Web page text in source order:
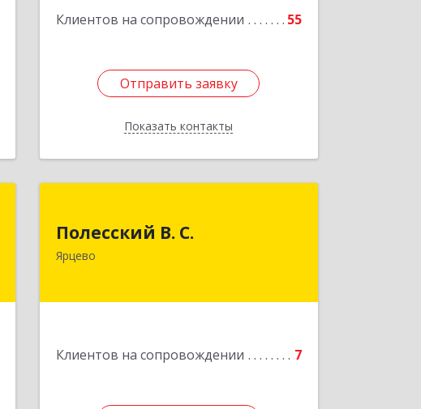
Клиентов на сопровождении 55
Отправить заявку
Показать контакты
Отправить заявку
Назад
Полесский В. С.
Ярцево
Клиентов на сопровождении 7
Подробнее